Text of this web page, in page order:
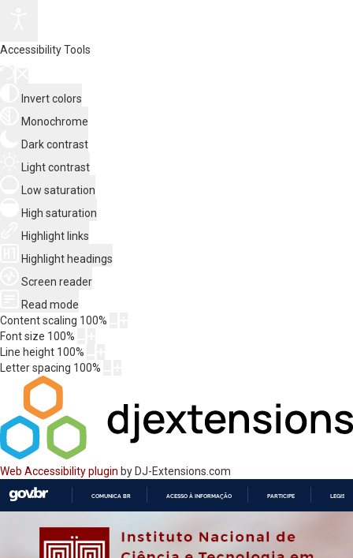
Accessibility Tools
Invert colors
Monochrome
Dark contrast
Light contrast
Low saturation
High saturation
Highlight links
Highlight headings
Screen reader
Read mode
Content scaling 100%
Font size 100%
Line height 100%
Letter spacing 100%
Web Accessibility plugin by DJ-Extensions.com
O
COMUNICA BR ACESSO À INFORMAÇÃO PARTICIPE